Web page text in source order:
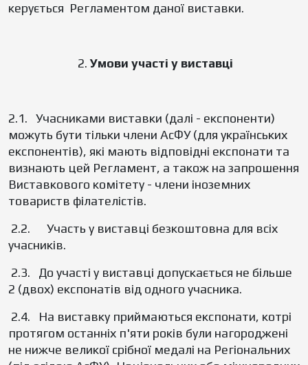
керується Регламентом даної виставки.
2.Умови участі у виставці
2.1. Учасниками виставки (далі - експоненти)
можуть бути тільки члени АсФУ (для українських
експонентів), які мають відповідні експонати та
визнають цей Регламент, а також на запрошення
Виставкового комітету - члени іноземних
товариств філателістів.
2.2. Участь у виставці безкоштовна для всіх
учасників.
2.3. До участі у виставці допускається не більше
2 (двох) експонатів від одного учасника.
2.4. На виставку приймаються експонати, котрі
протягом останніх п'яти років були нагороджені
не нижче великої срібної медалі на Регіональних